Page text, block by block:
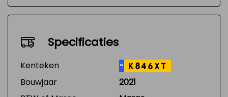
Specificaties
Kenteken NL K846XT
Bouwjaar
2021